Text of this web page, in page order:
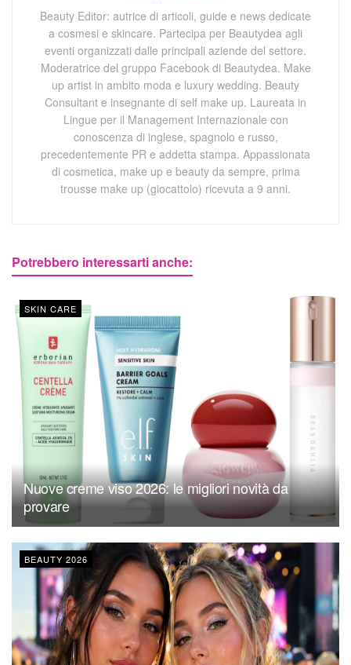
Beauty Editor: autrice di articoli, guide e news dedicate
a cosmesi e skincare. Partecipa per Beautydea agli
eventi organizzati dalle principali aziende del settore.
Moderatrice del gruppo Facebook di Beautydea. Make
up artist in ambito moda e luxury wedding. Beauty
Consultant e insegnante di self make up. Laureata in
Lingue per il Management Internazionale con
conoscenza di inglese, spagnolo e russo,
precedentemente PR e addetta stampa. Appassionata
di cosmetica, make up e beauty da sempre, prima
trousse make up (giocattolo) ricevuta a 9 anni.
Potrebbero interessarti anche:
SKIN CARE
Nuove creme viso 2026: le migliori novità da
provare
BEAUTY 2026